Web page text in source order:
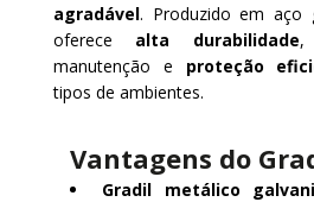
agradável. Produzido em aço
oferece alta durabilidade,
manutenção e proteção
tipos de ambientes.
Vantagens do
Gradil metálico